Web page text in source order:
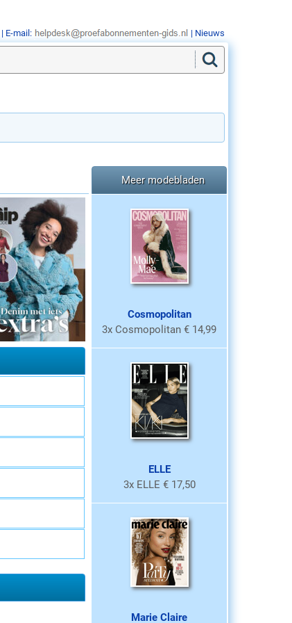
Meer modebladen
Cosmopolitan
3x Cosmopolitan € 14,99
ELLE
3x ELLE € 17,50
Marie Claire
| E-mail: | Nieuws